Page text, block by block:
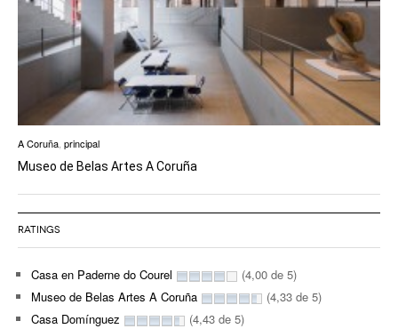
A Coruña, principal
Museo de Belas Artes A Coruña
RATINGS
Casa en Paderne do Courel
(4,00 de 5)
Museo de Belas Artes A Coruña
(4,33 de 5)
Casa Domínguez
(4,43 de 5)